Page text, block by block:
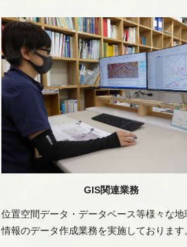
GIS関連業務
位置空間データ・データベース等様々な地
情報のデータ作成業務を実施しております